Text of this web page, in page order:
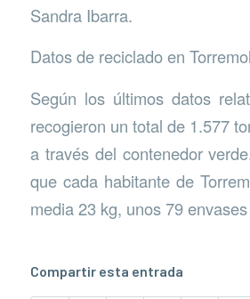
Sandra Ibarra.
Datos de reciclado en
Según los últimos datos
recogieron un total de 1.577
a través del contenedor
que cada habitante de
media 23 kg, unos 79
Compartir esta entrada